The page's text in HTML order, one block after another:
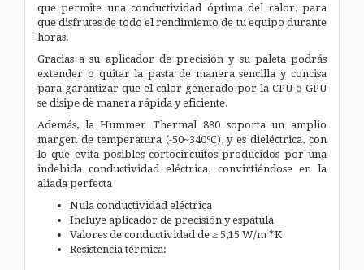
que permite una conductividad óptima del calor, para
que disfrutes de todo el rendimiento de tu equipo durante
horas.
Gracias a su aplicador de precisión y su paleta podrás
extender o quitar la pasta de manera sencilla y concisa
para garantizar que el calor generado por la CPU o GPU
se disipe de manera rápida y eficiente.
Además, la Hummer Thermal 880 soporta un amplio
margen de temperatura (-50~340ºC), y es dieléctrica, con
lo que evita posibles cortocircuitos producidos por una
indebida conductividad eléctrica, convirtiéndose en la
aliada perfecta
Nula conductividad eléctrica
Incluye aplicador de precisión y espátula
Valores de conductividad de ≥ 5,15 W/m *K
Resistencia térmica: